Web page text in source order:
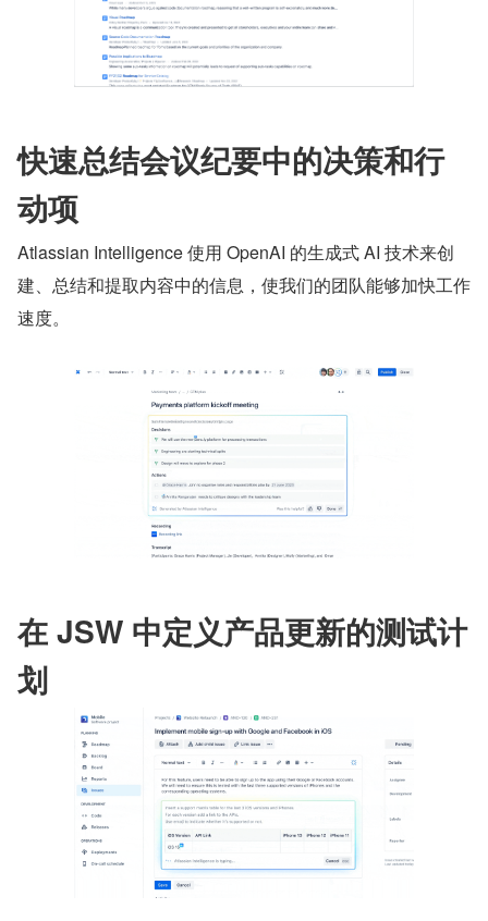
快速总结会议纪要中的决策和行
动项
Atlassian Intelligence 使用 OpenAI 的生成式 AI 技术来创
建、总结和提取内容中的信息，使我们的团队能够加快工作
速度。
在 JSW 中定义产品更新的测试计
划